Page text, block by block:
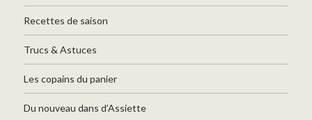
Recettes de saison
Trucs & Astuces
Les copains du panier
Du nouveau dans d’Assiette